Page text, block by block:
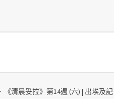
《清晨妥拉》第14週 (六) | 出埃及記